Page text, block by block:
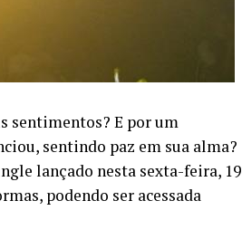
sentimentos? E por um
sentindo paz em sua alma?
lançado nesta sexta-feira, 19
podendo ser acessada